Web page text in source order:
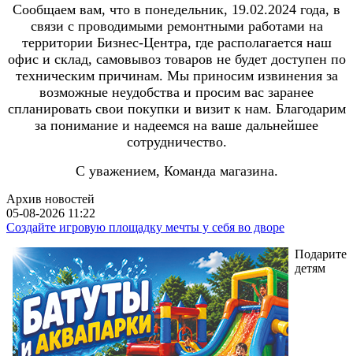
Сообщаем вам, что в понедельник, 19.02.2024 года, в
связи с проводимыми ремонтными работами на
территории Бизнес-Центра, где располагается наш
офис и склад, самовывоз товаров не будет доступен по
техническим причинам. Мы приносим извинения за
возможные неудобства и просим вас заранее
спланировать свои покупки и визит к нам. Благодарим
за понимание и надеемся на ваше дальнейшее
сотрудничество.
С уважением, Команда магазина.
Архив новостей
05-08-2026 11:22
Создайте игровую площадку мечты у себя во дворе
Подарите
детям